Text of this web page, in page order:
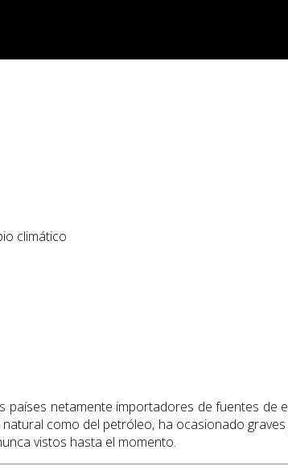
climático
países netamente importadores de fuentes
como del petróleo, ha ocasionado
vistos hasta el momento.